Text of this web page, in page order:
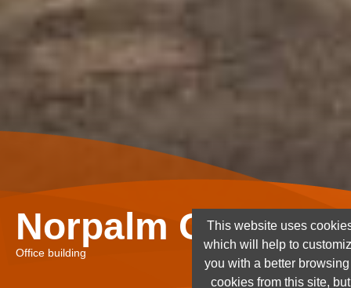
Norpalm Ghana
Office building
This website uses
which will help to
you with a better
cookies from this site,